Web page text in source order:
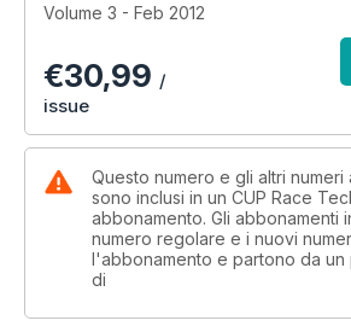
Volume 3 - Feb 2012
€30,99 /
issue
Questo numero e gli altri numeri
sono inclusi in un CUP Race
abbonamento. Gli abbonamenti
numero regolare e i nuovi
l'abbonamento e partono da un
di